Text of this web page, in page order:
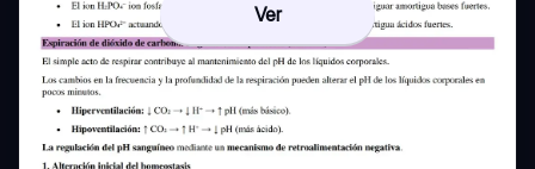
Ver